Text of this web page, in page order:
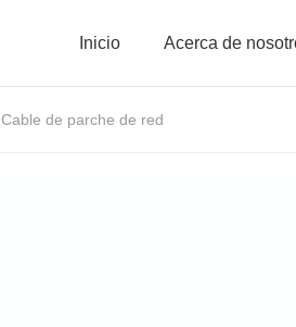
Inicio Acerca de
Cable de parche de red